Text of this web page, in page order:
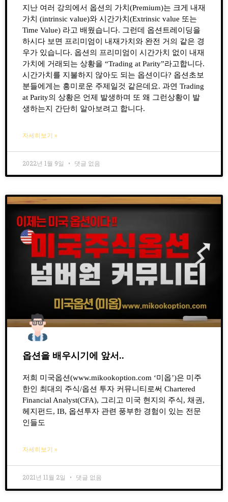
지난 여러 강의에서 옵션의 가치(Premium)는 크게 내재
가치 (intrinsic value)와 시간가치(Extrinsic value 또는
Time Value) 라고 배웠습니다. 그런데 옵션트레이딩을
하시다 보면 프리미엄이 내재가치와 완전 거의 같은 경
우가 있습니다. 옵션의 프리미엄이 시간가치 없이 내재
가치에 거래되는 상황을 “Trading at Parity”라고합니다.
시간가치를 지불하지 않아도 되는 옵션이다? 옵션초보
분들에게는 흥미로운 주제일것 같은데요. 과연 Trading
at Parity의 상황은 언제 발생하며 또 왜 그런상황이 발
생하는지 간단히 알아보려고 합니다.
자세히보기 »
2022년 1월 9일 댓글 없음
옵션을 배우시기에 앞서..
저희 미국옵션(www.mikookoption.com ‘미옵’)은 미주
한인 최대의 주식/옵션 투자 커뮤니티로써 Chartered
Financial Analyst(CFA), 그리고 미국 현지의 주식, 채권,
헤지펀드, IB, 옵션투자 관련 풍부한 경험이 있는 전문
인들도
자세히보기 »
2021년 11월 2일 댓글 없음